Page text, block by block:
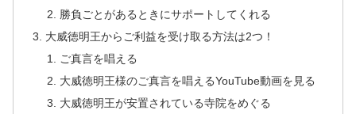
勝負ごとがあるときにサポートしてくれる
大威徳明王からご利益を受け取る方法は2つ！
ご真言を唱える
大威徳明王様のご真言を唱えるYouTube動画を見る
大威徳明王が安置されている寺院をめぐる